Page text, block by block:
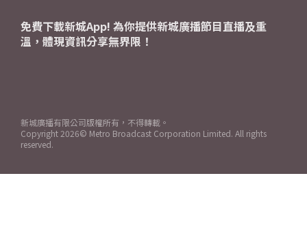
免費下載新城App! 為你提供新城廣播節目直播及重
溫，體現資訊分享無界限！
新城廣播有限公司版權所有，不得轉載。
Copyright 2026© Metro Broadcast Corporation Limited. All rights
reserved.